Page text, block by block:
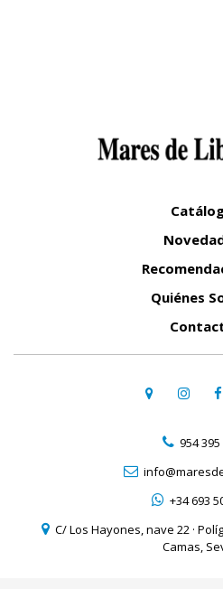
Quiénes
954 395
+34 693
C/ Los Hayones, nave 22 ·
Camas,